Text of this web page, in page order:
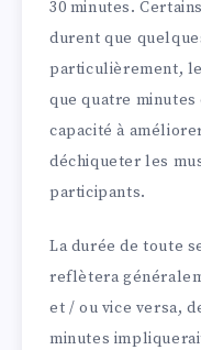
30 minutes.
durent que
particulièrement,
que quatre
capacité à
déchiqueter les
participants.
La durée de toute
reflètera
et / ou vice versa,
minutes